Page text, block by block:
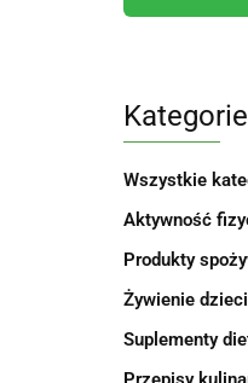
Kategorie
Wszystkie
Aktywność
Produkty
Żywienie dzieci
Suplementy